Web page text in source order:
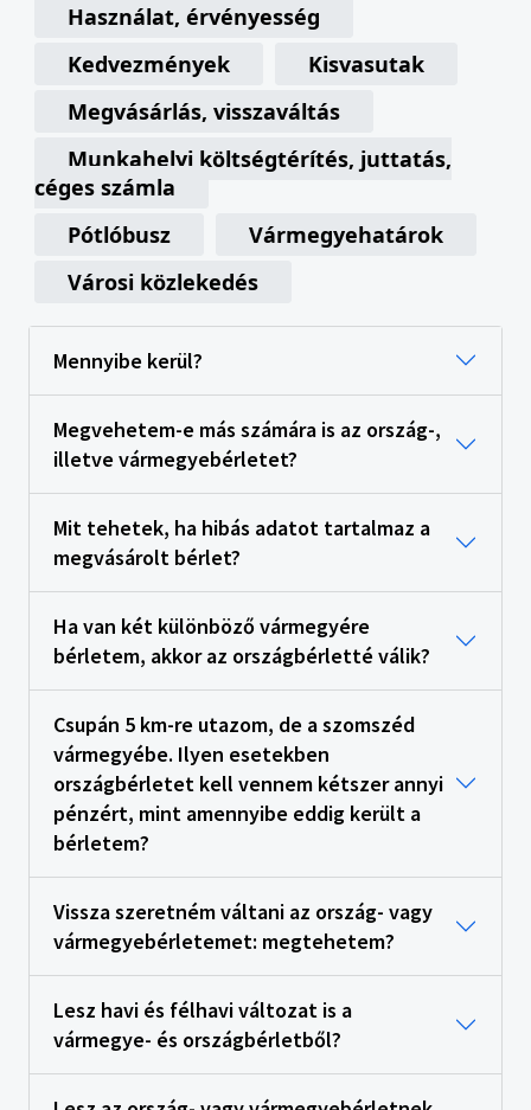
Használat, érvényesség
Kedvezmények
Kisvasutak
Megvásárlás, visszaváltás
Munkahelyi költségtérítés, juttatás,
céges számla
Pótlóbusz
Vármegyehatárok
Városi közlekedés
Mennyibe kerül?
Megvehetem-e más számára is az ország-,
illetve vármegyebérletet?
Mit tehetek, ha hibás adatot tartalmaz a
megvásárolt bérlet?
Ha van két különböző vármegyére
bérletem, akkor az országbérletté válik?
Csupán 5 km-re utazom, de a szomszéd
vármegyébe. Ilyen esetekben
országbérletet kell vennem kétszer annyi
pénzért, mint amennyibe eddig került a
bérletem?
Vissza szeretném váltani az ország- vagy
vármegyebérletemet: megtehetem?
Lesz havi és félhavi változat is a
vármegye- és országbérletből?